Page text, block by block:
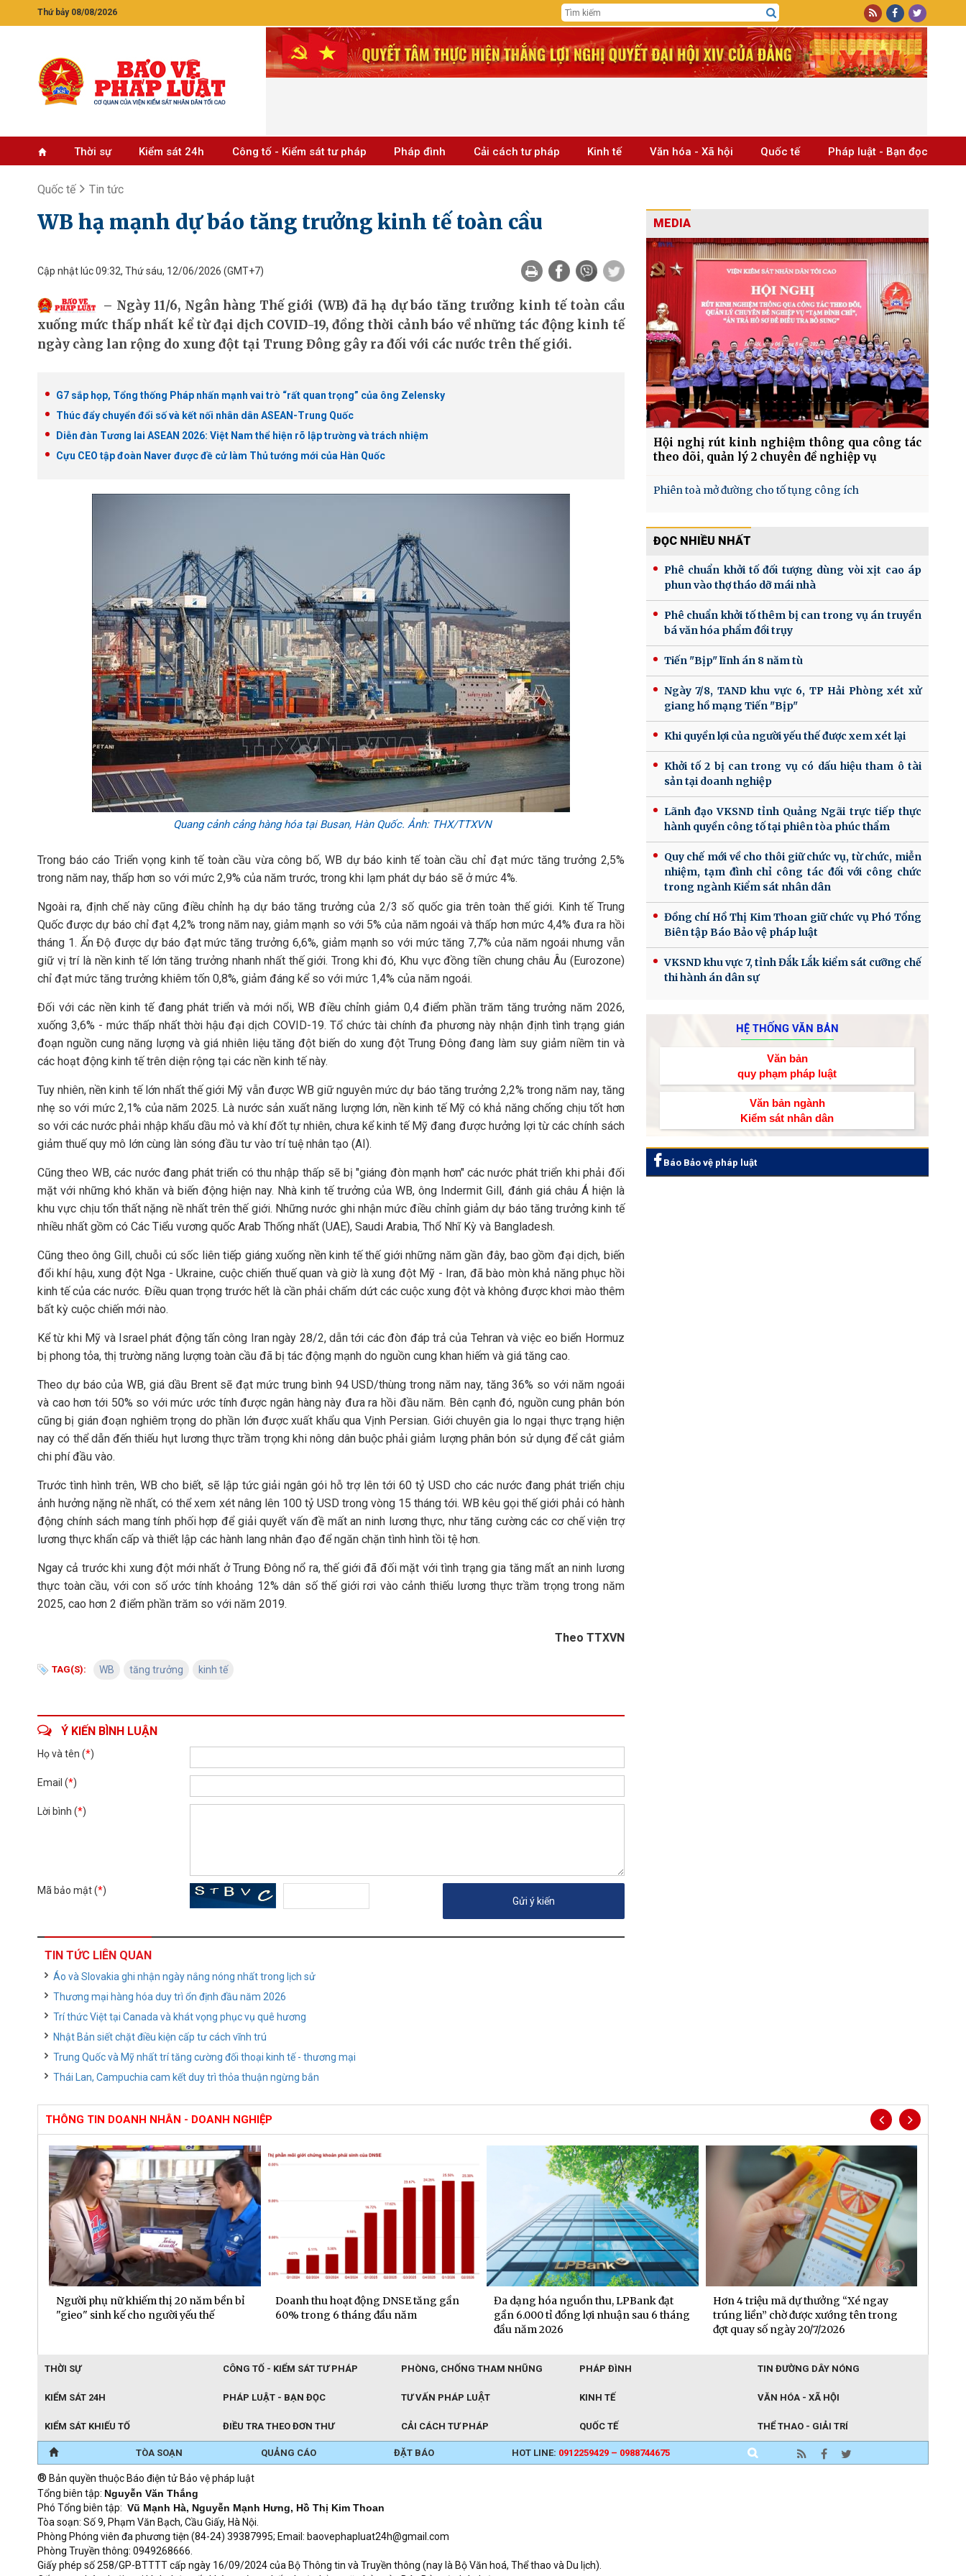
Thứ bảy 08/08/2026
Thời sự Kiểm sát 24h Công tố - Kiểm sát tư pháp Pháp đình Cải cách tư pháp Kinh tế Văn hóa - Xã hội Quốc tế Pháp luật - Bạn đọc
Quốc tế Tin tức
WB hạ mạnh dự báo tăng trưởng kinh tế toàn cầu
Cập nhật lúc 09:32, Thứ sáu, 12/06/2026 (GMT+7)
Ngày 11/6, Ngân hàng Thế giới (WB) đã hạ dự báo tăng trưởng kinh tế toàn cầu
xuống mức thấp nhất kể từ đại dịch COVID-19, đồng thời cảnh báo về những tác động kinh tế
ngày càng lan rộng do xung đột tại Trung Đông gây ra đối với các nước trên thế giới.
G7 sắp họp, Tổng thống Pháp nhấn mạnh vai trò “rất quan trọng” của ông Zelensky
Thúc đẩy chuyển đổi số và kết nối nhân dân ASEAN-Trung Quốc
Diễn đàn Tương lai ASEAN 2026: Việt Nam thể hiện rõ lập trường và trách nhiệm
Cựu CEO tập đoàn Naver được đề cử làm Thủ tướng mới của Hàn Quốc
Quang cảnh cảng hàng hóa tại Busan, Hàn Quốc. Ảnh: THX/TTXVN
Trong báo cáo Triển vọng kinh tế toàn cầu vừa công bố, WB dự báo kinh tế toàn cầu chỉ đạt mức tăng trưởng 2,5%
trong năm nay, thấp hơn so với mức 2,9% của năm trước, trong khi lạm phát dự báo sẽ ở mức 4%.
Ngoài ra, định chế này cũng điều chỉnh hạ dự báo tăng trưởng của 2/3 số quốc gia trên toàn thế giới. Kinh tế Trung
Quốc được dự báo chỉ đạt 4,2% trong năm nay, giảm mạnh so với 5% của năm ngoái và thấp hơn mức 4,4% đưa ra hồi
tháng 1. Ấn Độ được dự báo đạt mức tăng trưởng 6,6%, giảm mạnh so với mức tăng 7,7% của năm ngoái nhưng vẫn
giữ vị trí là nền kinh tế lớn tăng trưởng nhanh nhất thế giới. Trong khi đó, Khu vực đồng tiền chung châu Âu (Eurozone)
chỉ đạt mức tăng trưởng khiêm tốn 0,8%, giảm đáng kể so với mức 1,4% của năm ngoái.
Đối với các nền kinh tế đang phát triển và mới nổi, WB điều chỉnh giảm 0,4 điểm phần trăm tăng trưởng năm 2026,
xuống 3,6% - mức thấp nhất thời hậu đại dịch COVID-19. Tổ chức tài chính đa phương này nhận định tình trạng gián
đoạn nguồn cung năng lượng và giá nhiên liệu tăng đột biến do xung đột Trung Đông đang làm suy giảm niềm tin và
các hoạt động kinh tế trên diện rộng tại các nền kinh tế này.
Tuy nhiên, nền kinh tế lớn nhất thế giới Mỹ vẫn được WB giữ nguyên mức dự báo tăng trưởng 2,2% trong năm nay, tăng
nhẹ so với mức 2,1% của năm 2025. Là nước sản xuất năng lượng lớn, nền kinh tế Mỹ có khả năng chống chịu tốt hơn
so với các nước phải nhập khẩu dầu mỏ và khí đốt tự nhiên, chưa kể kinh tế Mỹ đang được hưởng lợi từ các chính sách
giảm thuế quy mô lớn cùng làn sóng đầu tư vào trí tuệ nhân tạo (AI).
Cũng theo WB, các nước đang phát triển có thu nhập thấp sẽ bị "giáng đòn mạnh hơn" các nước phát triển khi phải đối
mặt với những khó khăn và biến động hiện nay. Nhà kinh tế trưởng của WB, ông Indermit Gill, đánh giá châu Á hiện là
khu vực chịu tổn thất nặng nề nhất trên thế giới. Những nước ghi nhận mức điều chỉnh giảm dự báo tăng trưởng kinh tế
nhiều nhất gồm có Các Tiểu vương quốc Arab Thống nhất (UAE), Saudi Arabia, Thổ Nhĩ Kỳ và Bangladesh.
Cũng theo ông Gill, chuỗi cú sốc liên tiếp giáng xuống nền kinh tế thế giới những năm gần đây, bao gồm đại dịch, biến
đổi khí hậu, xung đột Nga - Ukraine, cuộc chiến thuế quan và giờ là xung đột Mỹ - Iran, đã bào mòn khả năng phục hồi
kinh tế của các nước. Điều quan trọng trước hết là cần phải chấm dứt các cuộc xung đột và không được khơi mào thêm
bất kỳ cuộc chiến mới nào.
Kể từ khi Mỹ và Israel phát động tấn công Iran ngày 28/2, dẫn tới các đòn đáp trả của Tehran và việc eo biển Hormuz
bị phong tỏa, thị trường năng lượng toàn cầu đã bị tác động mạnh do nguồn cung khan hiếm và giá tăng cao.
Theo dự báo của WB, giá dầu Brent sẽ đạt mức trung bình 94 USD/thùng trong năm nay, tăng 36% so với năm ngoái
và cao hơn tới 50% so với mức ước tính được ngân hàng này đưa ra hồi đầu năm. Bên cạnh đó, nguồn cung phân bón
cũng bị gián đoạn nghiêm trọng do phần lớn được xuất khẩu qua Vịnh Persian. Giới chuyên gia lo ngại thực trạng hiện
nay có thể dẫn đến thiếu hụt lương thực trầm trọng khi nông dân buộc phải giảm lượng phân bón sử dụng để cắt giảm
chi phí đầu vào.
Trước tình hình trên, WB cho biết, sẽ lập tức giải ngân gói hỗ trợ lên tới 60 tỷ USD cho các nước đang phát triển chịu
ảnh hưởng nặng nề nhất, có thể xem xét nâng lên 100 tỷ USD trong vòng 15 tháng tới. WB kêu gọi thế giới phải có hành
động chính sách mang tính phối hợp để giải quyết vấn đề mất an ninh lương thực, như tăng cường các cơ chế viện trợ
lương thực khẩn cấp và thiết lập các hành lang nhân đạo để ngăn chặn tình hình tồi tệ hơn.
Ngay cả trước khi xung đột mới nhất ở Trung Đông nổ ra, thế giới đã đối mặt với tình trạng gia tăng mất an ninh lương
thực toàn cầu, với con số ước tính khoảng 12% dân số thế giới rơi vào cảnh thiếu lương thực trầm trọng trong năm
2025, cao hơn 2 điểm phần trăm so với năm 2019.
Theo TTXVN
TAG(S): WB tăng trưởng kinh tế
Ý KIẾN BÌNH LUẬN
Họ và tên (*)
Email (*)
Lời bình (*)
Mã bảo mật (*)
TIN TỨC LIÊN QUAN
Áo và Slovakia ghi nhận ngày nắng nóng nhất trong lịch sử
Thương mại hàng hóa duy trì ổn định đầu năm 2026
Trí thức Việt tại Canada và khát vọng phục vụ quê hương
Nhật Bản siết chặt điều kiện cấp tư cách vĩnh trú
Trung Quốc và Mỹ nhất trí tăng cường đối thoại kinh tế - thương mại
Thái Lan, Campuchia cam kết duy trì thỏa thuận ngừng bắn
MEDIA
Hội nghị rút kinh nghiệm thông qua công tác
theo dõi, quản lý 2 chuyên đề nghiệp vụ
Phiên toà mở đường cho tố tụng công ích
ĐỌC NHIỀU NHẤT
Phê chuẩn khởi tố đối tượng dùng vòi xịt cao áp
phun vào thợ tháo dỡ mái nhà
Phê chuẩn khởi tố thêm bị can trong vụ án truyền
bá văn hóa phẩm đồi trụy
Tiến "Bịp" lĩnh án 8 năm tù
Ngày 7/8, TAND khu vực 6, TP Hải Phòng xét xử
giang hồ mạng Tiến "Bịp"
Khi quyền lợi của người yếu thế được xem xét lại
Khởi tố 2 bị can trong vụ có dấu hiệu tham ô tài
sản tại doanh nghiệp
Lãnh đạo VKSND tỉnh Quảng Ngãi trực tiếp thực
hành quyền công tố tại phiên tòa phúc thẩm
Quy chế mới về cho thôi giữ chức vụ, từ chức, miễn
nhiệm, tạm đình chỉ công tác đối với công chức
trong ngành Kiểm sát nhân dân
Đồng chí Hồ Thị Kim Thoan giữ chức vụ Phó Tổng
Biên tập Báo Bảo vệ pháp luật
VKSND khu vực 7, tỉnh Đắk Lắk kiểm sát cưỡng chế
thi hành án dân sự
HỆ THỐNG VĂN BẢN
Văn bản
quy phạm pháp luật
Văn bản ngành
Kiểm sát nhân dân
Báo Bảo vệ pháp luật
THÔNG TIN DOANH NHÂN - DOANH NGHIỆP
Người phụ nữ khiếm thị 20 năm bền bỉ
"gieo" sinh kế cho người yếu thế
Doanh thu hoạt động DNSE tăng gần
60% trong 6 tháng đầu năm
Đa dạng hóa nguồn thu, LPBank đạt
gần 6.000 tỉ đồng lợi nhuận sau 6 tháng
đầu năm 2026
Hơn 4 triệu mã dự thưởng “Xé ngay
trúng liền” chờ được xướng tên trong
đợt quay số ngày 20/7/2026
THỜI SỰ CÔNG TỐ - KIỂM SÁT TƯ PHÁP PHÒNG, CHỐNG THAM NHŨNG PHÁP ĐÌNH TIN ĐƯỜNG DÂY NÓNG
KIỂM SÁT 24H PHÁP LUẬT - BẠN ĐỌC TƯ VẤN PHÁP LUẬT KINH TẾ VĂN HÓA - XÃ HỘI
KIỂM SÁT KHIẾU TỐ ĐIỀU TRA THEO ĐƠN THƯ CẢI CÁCH TƯ PHÁP QUỐC TẾ THỂ THAO - GIẢI TRÍ
TÒA SOẠN QUẢNG CÁO ĐẶT BÁO HOT LINE: 0912259429 – 0988744675
® Bản quyền thuộc Báo điện tử Bảo vệ pháp luật
Tổng biên tập: Nguyễn Văn Thắng
Phó Tổng biên tập: Vũ Mạnh Hà, Nguyễn Mạnh Hưng, Hồ Thị Kim Thoan
Tòa soạn: Số 9, Phạm Văn Bạch, Cầu Giấy, Hà Nội.
Phòng Phóng viên đa phương tiện (84-24) 39387995; Email: baovephapluat24h@gmail.com
Phòng Truyền thông: 0949268666.
Giấy phép số 258/GP-BTTTT cấp ngày 16/09/2024 của Bộ Thông tin và Truyền thông (nay là Bộ Văn hoá, Thể thao và Du lịch).